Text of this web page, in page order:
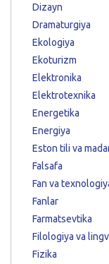
Dizayn
Dramaturgiya
Ekologiya
Ekoturizm
Elektronika
Elektrotexnika
Energetika
Energiya
Eston tili va
Falsafa
Fan va
Fanlar
Farmatsevtika
Filologiya va
Fizika